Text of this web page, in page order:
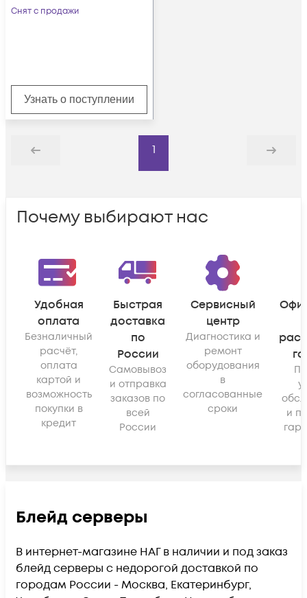
100/1000Base-T
Снят с продажи
Узнать о поступлении
Назад
1
Дальше
Почему выбирают нас
Удобная
оплата
Безналичный
расчёт,
оплата
картой и
возможность
покупки в
кредит
Быстрая
доставка
по
России
Самовывоз
и отправка
заказов по
всей
России
Сервисный
центр
Диагностика и
ремонт
оборудования
в
согласованные
сроки
и
Блейд серверы
В интернет-магазине НАГ в наличии и под заказ
блейд серверы с недорогой доставкой по
городам России - Москва, Екатеринбург,